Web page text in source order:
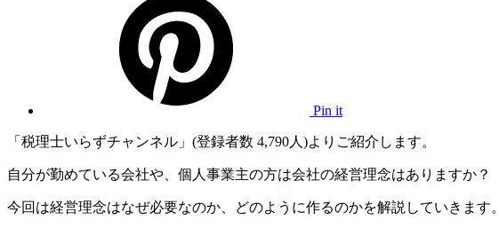
Pin it
「税理士いらずチャンネル」(登録者数 4,790人)よりご紹介します。
自分が勤めている会社や、個人事業主の方は会社の経営理念はありますか？
今回は経営理念はなぜ必要なのか、どのように作るのかを解説していきます。